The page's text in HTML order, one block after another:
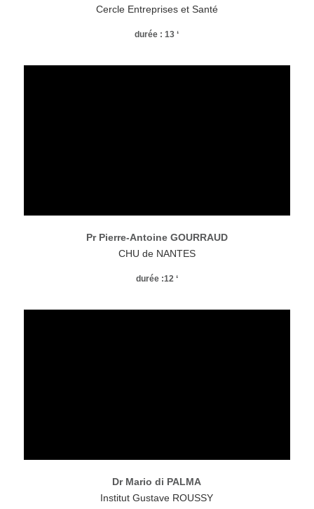
Cercle Entreprises et Santé
durée : 13 ‘
Pr Pierre-Antoine GOURRAUD
CHU de NANTES
durée :12 ‘
Dr Mario di PALMA
Institut Gustave ROUSSY